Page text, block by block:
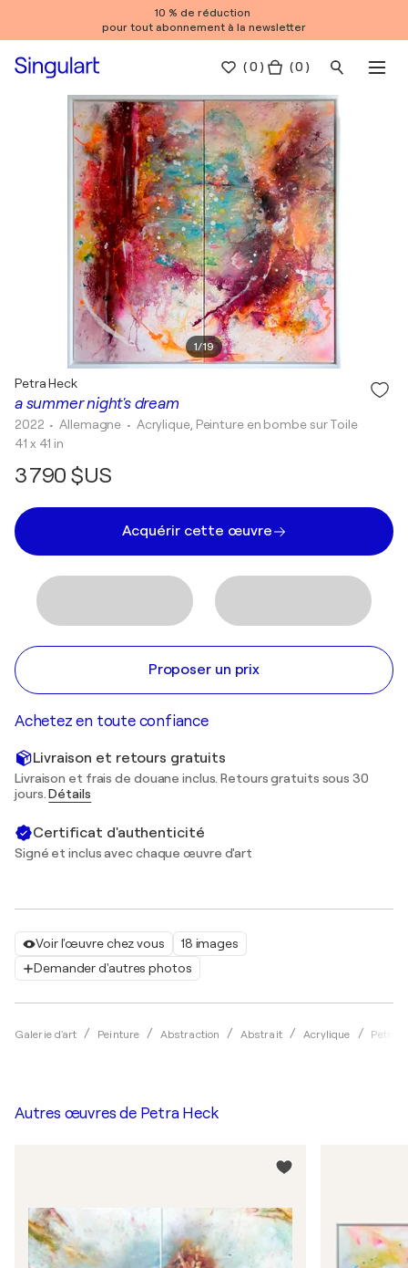
10 % de réduction
pour tout abonnement à la newsletter
(0 ) ( 0 )
1/19
Voir l'œuvre chez vous
18 images
Demander d'autres photos
Galerie d'art Peinture Abstraction Abstrait Acrylique Petra
a summer night's dream
Petra Heck
2022 • Allemagne • Acrylique, Peinture en bombe sur Toile
41 x 41 in
3 790 $US
Acquérir cette œuvre
Proposer un prix
Achetez en toute confiance
Livraison et retours gratuits
Livraison et frais de douane inclus. Retours gratuits sous 30
jours.Détails
Certificat d'authenticité
Signé et inclus avec chaque œuvre d'art
Autres œuvres de Petra Heck